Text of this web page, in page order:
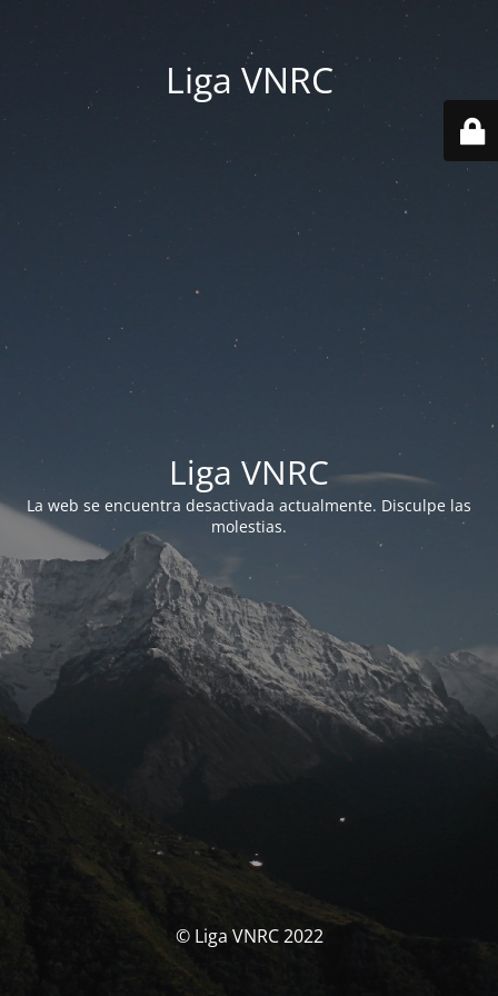
Liga VNRC
Liga VNRC
La web se encuentra desactivada actualmente. Disculpe las
molestias.
© Liga VNRC 2022